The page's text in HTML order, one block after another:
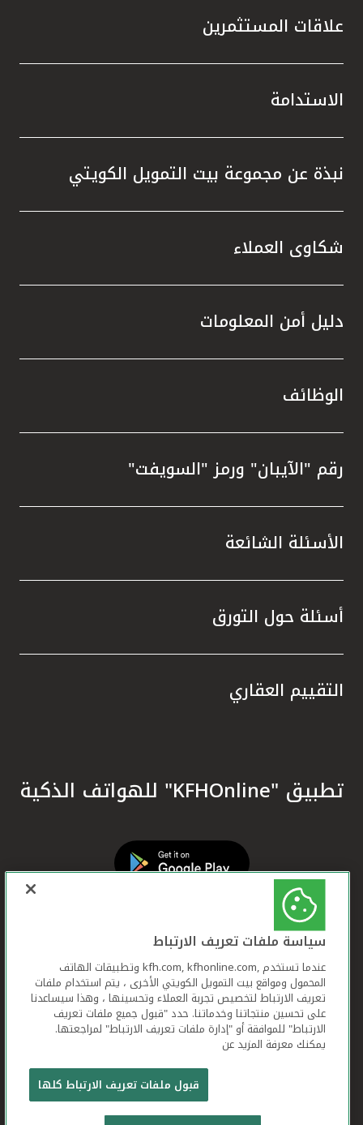
علاقات المستثمرين
الاستدامة
نبذة عن مجموعة بيت التمويل الكويتي
شكاوى العملاء
دليل أمن المعلومات
الوظائف
رقم "الآيبان" ورمز "السويفت"
الأسئلة الشائعة
أسئلة حول التورق
التقييم العقاري
تطبيق "KFHOnline" للهواتف الذكية
بيت التمويل الكويتي جميع الحقوق محفوظة © 2026
شروط وأحكام استخدام الموقع الإلكتروني
سياسة ملفات تعريف الارتباط
عندما تستخدم ,kfh.com, kfhonline.com وتطبيقات الهاتف
المحمول ومواقع بيت التمويل الكويتي الأخرى ، يتم استخدام ملفات
تعريف الارتباط لتخصيص تجربة العملاء وتحسينها ، وهذا سيساعدنا
على تحسين منتجاتنا وخدماتنا. حدد "قبول جميع ملفات تعريف
الارتباط" للموافقة أو "إدارة ملفات تعريف الارتباط" لمراجعتها.
يمكنك معرفة المزيد عن
قبول ملفات تعريف الارتباط كلها